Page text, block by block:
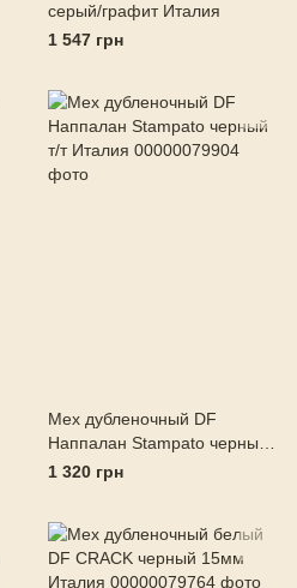
серый/графит Италия
1 547 грн
Мех дубленочный DF
Наппалан Stampato черный
т/т Италия
1 320 грн